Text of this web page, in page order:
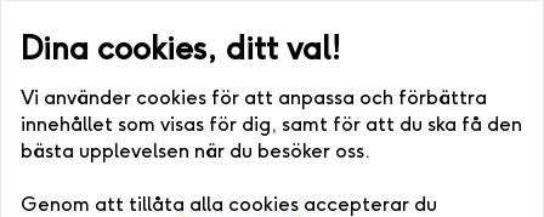
Dina cookies, ditt val!
Vi använder cookies för att anpassa och förbättra
innehållet som visas för dig, samt för att du ska få den
bästa upplevelsen när du besöker oss.
Genom att tillåta alla cookies accepterar du